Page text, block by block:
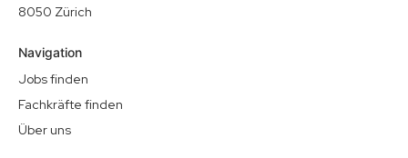
8050 Zürich
Navigation
Jobs finden
Fachkräfte finden
Über uns